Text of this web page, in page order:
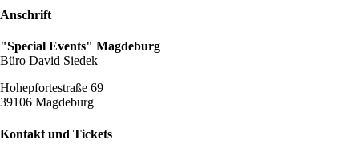
Anschrift
"Special Events" Magdeburg
Büro David Siedek
Hohepfortestraße 69
39106 Magdeburg
Kontakt und Tickets